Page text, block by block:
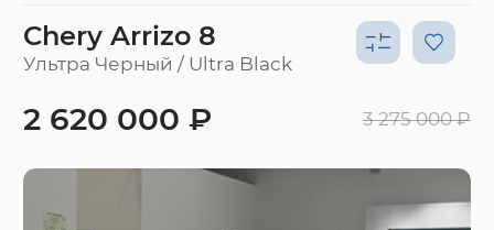
Chery Arrizo 8
Ультра Черный / Ultra Black
2 620 000 ₽ 3 275 000 ₽